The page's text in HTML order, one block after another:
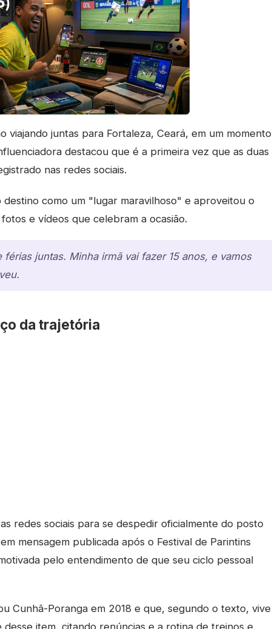
viajando juntas para Fortaleza, Ceará, em um momento
destacou que é a primeira vez que as duas
nas redes sociais.
como um "lugar maravilhoso" e aproveitou o
e vídeos que celebram a ocasião.
juntas. Minha irmã vai fazer 15 anos, e vamos
da trajetória
redes sociais para se despedir oficialmente do posto
mensagem publicada após o Festival de Parintins
pelo entendimento de que seu ciclo pessoal
Cunhã-Poranga em 2018 e que, segundo o texto, vive